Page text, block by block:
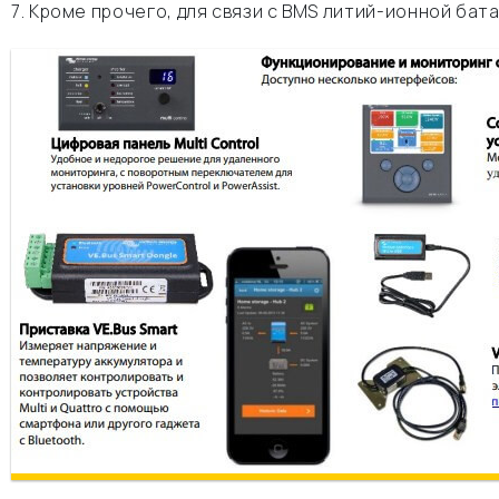
7. Кроме прочего, для связи с BMS литий-ионной